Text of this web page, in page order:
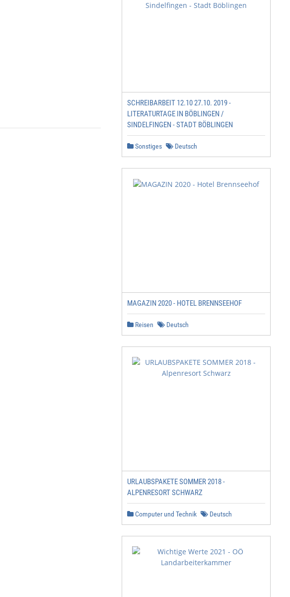
SCHREIBARBEIT 12.10 27.10. 2019 -
LITERATURTAGE IN BÖBLINGEN /
SINDELFINGEN - STADT BÖBLINGEN
Sonstiges Deutsch
MAGAZIN 2020 - HOTEL BRENNSEEHOF
Reisen Deutsch
URLAUBSPAKETE SOMMER 2018 -
ALPENRESORT SCHWARZ
Computer und Technik Deutsch